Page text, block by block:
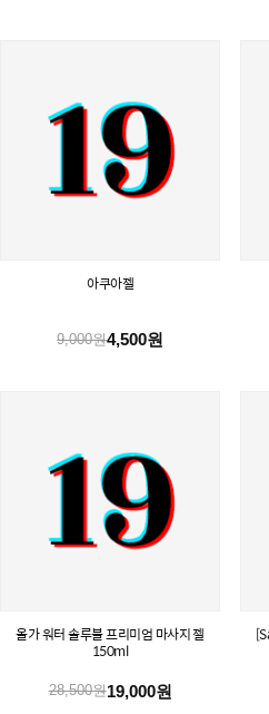
아쿠아젤
9,000원4,500원
올가 워터 솔루블 프리미엄 마사지 젤
150ml
28,500원19,000원